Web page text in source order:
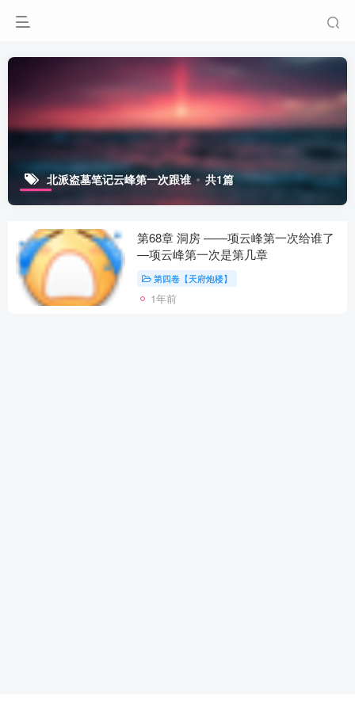
北派盗墓笔记云峰第一次跟谁 共1篇
第68章 洞房 ——项云峰第一次给谁了
—项云峰第一次是第几章
第四卷【天府炮楼】
1年前